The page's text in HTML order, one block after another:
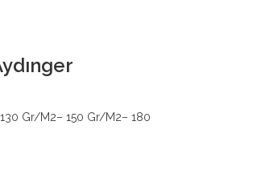
Gr/M2– 150 Gr/M2– 180